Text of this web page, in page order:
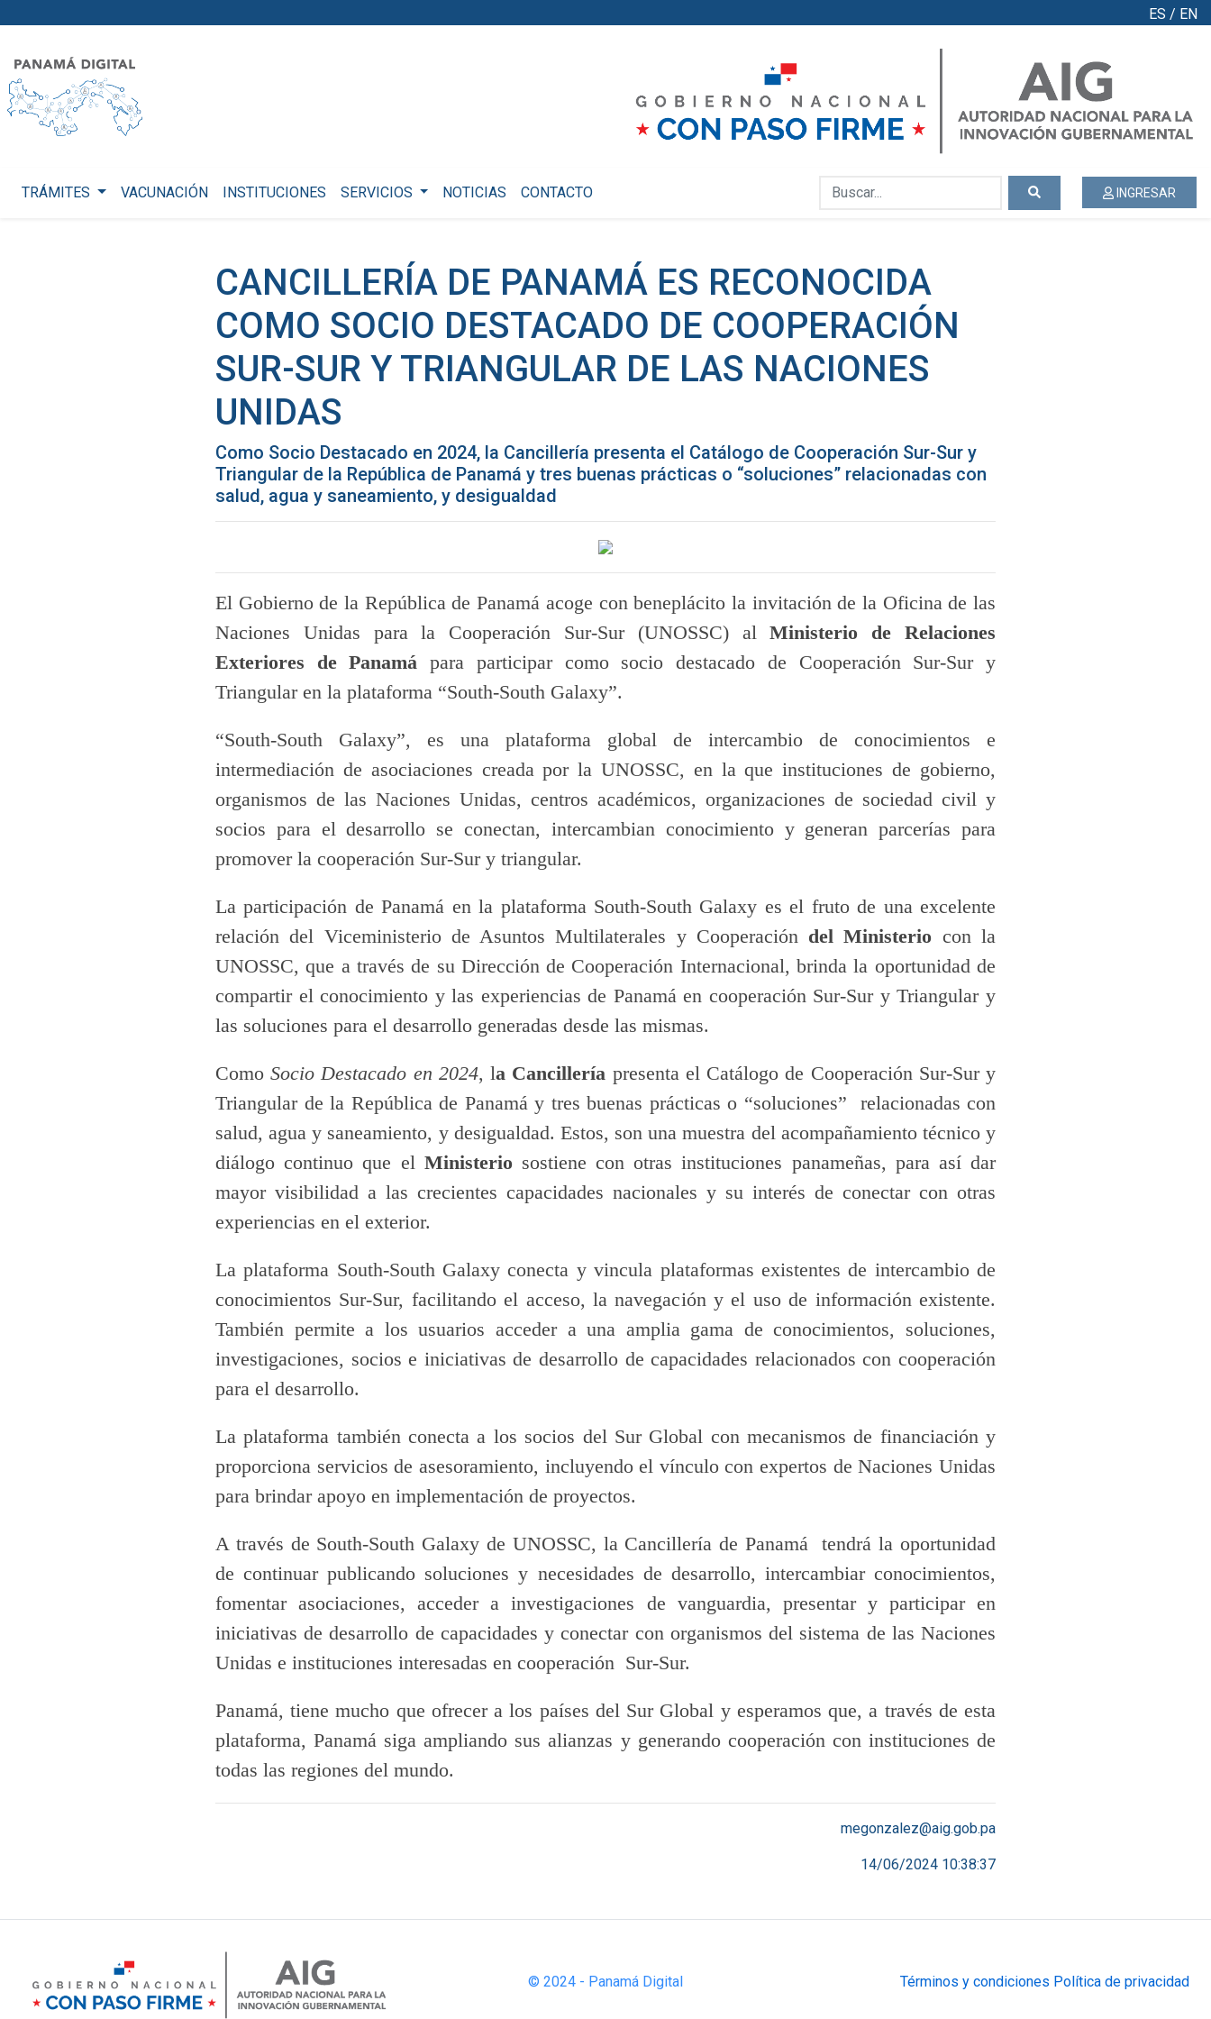
ES / EN
INGRESAR
TRÁMITES VACUNACIÓN INSTITUCIONES SERVICIOS NOTICIAS CONTACTO
CANCILLERÍA DE PANAMÁ ES RECONOCIDA
COMO SOCIO DESTACADO DE COOPERACIÓN
SUR-SUR Y TRIANGULAR DE LAS NACIONES
UNIDAS
Como Socio Destacado en 2024, la Cancillería presenta el Catálogo de Cooperación Sur-Sur y
Triangular de la República de Panamá y tres buenas prácticas o “soluciones” relacionadas con
salud, agua y saneamiento, y desigualdad
El Gobierno de la República de Panamá acoge con beneplácito la invitación de la Oficina de las
Naciones Unidas para la Cooperación Sur-Sur (UNOSSC) alMinisterio de Relaciones
Exteriores de Panamápara participar como socio destacado de Cooperación Sur-Sur y
Triangular en la plataforma “South-South Galaxy”.
“South-South Galaxy”, es una plataforma global de intercambio de conocimientos e
intermediación de asociaciones creada por la UNOSSC, en la que instituciones de gobierno,
organismos de las Naciones Unidas, centros académicos, organizaciones de sociedad civil y
socios para el desarrollo se conectan, intercambian conocimiento y generan parcerías para
promover la cooperación Sur-Sur y triangular.
La participación de Panamá en la plataforma South-South Galaxy es el fruto de una excelente
relación del Viceministerio de Asuntos Multilaterales y Cooperación del Ministerio con la
UNOSSC, que a través de su Dirección de Cooperación Internacional, brinda la oportunidad de
compartir el conocimiento y las experiencias de Panamá en cooperación Sur-Sur y Triangular y
las soluciones para el desarrollo generadas desde las mismas.
ComoSocio Destacado en 2024, la Cancillería presenta el Catálogo de Cooperación Sur-Sur y
Triangular de la República de Panamá y tres buenas prácticas o “soluciones” relacionadas con
salud, agua y saneamiento, y desigualdad. Estos, son una muestra del acompañamiento técnico y
diálogo continuo que el Ministerio sostiene con otras instituciones panameñas, para así dar
mayor visibilidad a las crecientes capacidades nacionales y su interés de conectar con otras
experiencias en el exterior.
La plataforma South-South Galaxy conecta y vincula plataformas existentes de intercambio de
conocimientos Sur-Sur, facilitando el acceso, la navegación y el uso de información existente.
También permite a los usuarios acceder a una amplia gama de conocimientos, soluciones,
investigaciones, socios e iniciativas de desarrollo de capacidades relacionados con cooperación
para el desarrollo.
La plataforma también conecta a los socios del Sur Global con mecanismos de financiación y
proporciona servicios de asesoramiento, incluyendo el vínculo con expertos de Naciones Unidas
para brindar apoyo en implementación de proyectos.
A través de South-South Galaxy de UNOSSC, la Cancillería de Panamá tendrá la oportunidad
de continuar publicando soluciones y necesidades de desarrollo, intercambiar conocimientos,
fomentar asociaciones, acceder a investigaciones de vanguardia, presentar y participar en
iniciativas de desarrollo de capacidades y conectar con organismos del sistema de las Naciones
Unidas e instituciones interesadas en cooperación Sur-Sur.
Panamá, tiene mucho que ofrecer a los países del Sur Global y esperamos que, a través de esta
plataforma, Panamá siga ampliando sus alianzas y generando cooperación con instituciones de
todas las regiones del mundo.
megonzalez@aig.gob.pa
14/06/2024 10:38:37
© 2024 - Panamá Digital Términos y condiciones Política de privacidad